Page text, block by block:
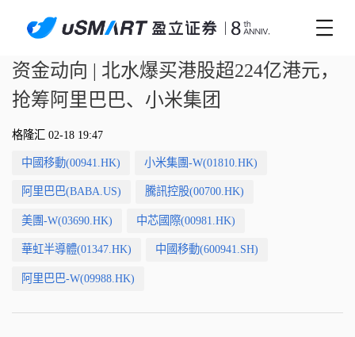
资金动向 | 北水爆买港股超224亿港元，
抢筹阿里巴巴、小米集团
格隆汇 02-18 19:47
中國移動(00941.HK) 小米集團-W(01810.HK)
阿里巴巴(BABA.US) 騰訊控股(00700.HK)
美團-W(03690.HK) 中芯國際(00981.HK)
華虹半導體(01347.HK) 中國移動(600941.SH)
阿里巴巴-W(09988.HK)